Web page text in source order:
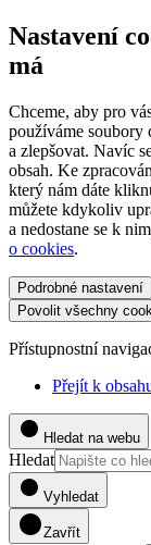
Nastavení
má
Chceme, aby pro
používáme soubory
a zlepšovat. Navíc
obsah. Ke
který nám dáte
můžete kdykoliv
a nedostane se k
o cookies.
Podrobné nastavení
Povolit všechny
Přístupnostní
Přejít k
Hledat na webu
Hledat
Vyhledat
Zavřít